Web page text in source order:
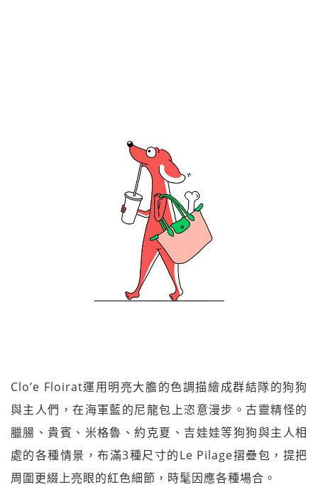
Clo’e Floirat運用明亮大膽的色調描繪成群結隊的狗狗
與主人們，在海軍藍的尼龍包上恣意漫步。古靈精怪的
臘腸、貴賓、米格魯、約克夏、吉娃娃等狗狗與主人相
處的各種情景，布滿3種尺寸的Le Pilage摺疊包，提把
周圍更綴上亮眼的紅色細節，時髦因應各種場合。